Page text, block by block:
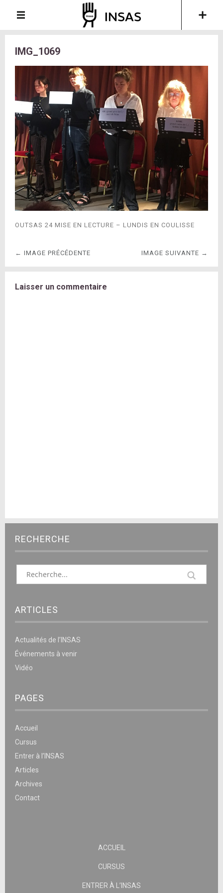
IMG_1069
OUTSAS 24 MISE EN LECTURE – LUNDIS EN COULISSE
← IMAGE PRÉCÉDENTE IMAGE SUIVANTE →
Laisser un commentaire
RECHERCHE
ARTICLES
Actualités de l’INSAS
Événements à venir
Vidéo
PAGES
Accueil
Cursus
Entrer à l’INSAS
Articles
Archives
Contact
ACCUEIL
CURSUS
ENTRER À L’INSAS